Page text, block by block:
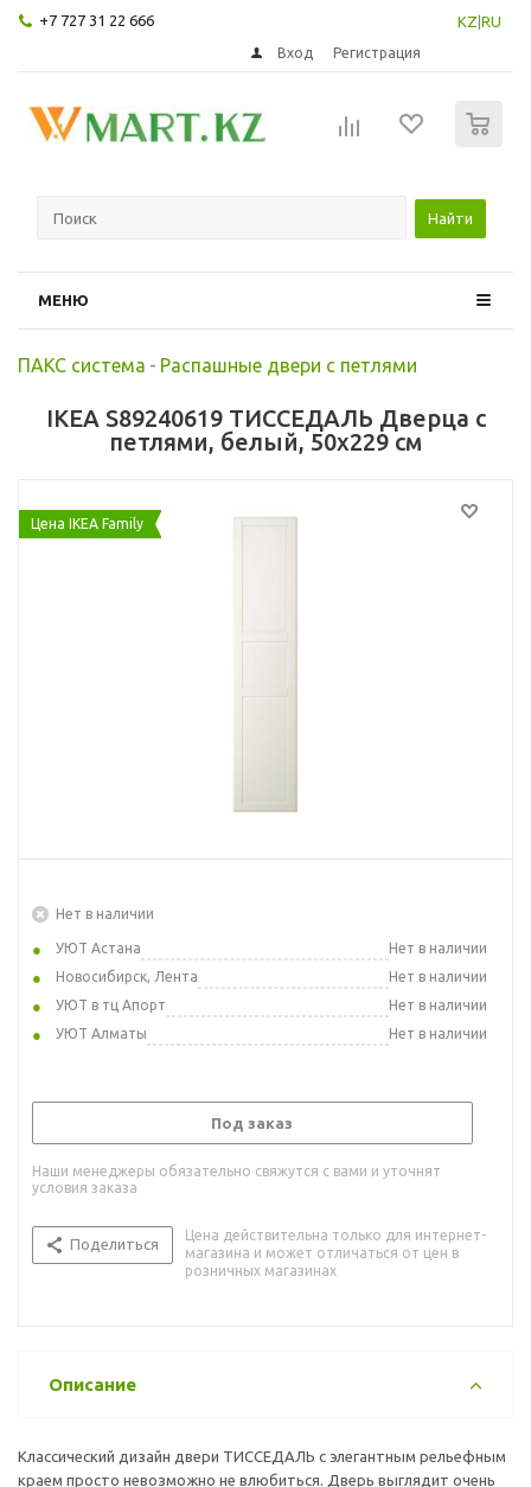
+7 727 31 22 666 KZ RU
Вход Регистрация
Найти
МЕНЮ
ПАКС система - Распашные двери с петлями
IKEA S89240619 ТИССЕДАЛЬ Дверца с
петлями, белый, 50x229 см
Цена IKEA Family
Нет в наличии
УЮТ Астана
Нет в наличии
Новосибирск, Лента
Нет в наличии
УЮТ в тц Апорт
Нет в наличии
УЮТ Алматы
Нет в наличии
Под заказ
Наши менеджеры обязательно свяжутся с вами и уточнят
условия заказа
Поделиться
Цена действительна только для интернет-
магазина и может отличаться от цен в
розничных магазинах
Описание
Классический дизайн двери ТИССЕДАЛЬ с элегантным рельефным
краем просто невозможно не влюбиться. Дверь выглядит очень